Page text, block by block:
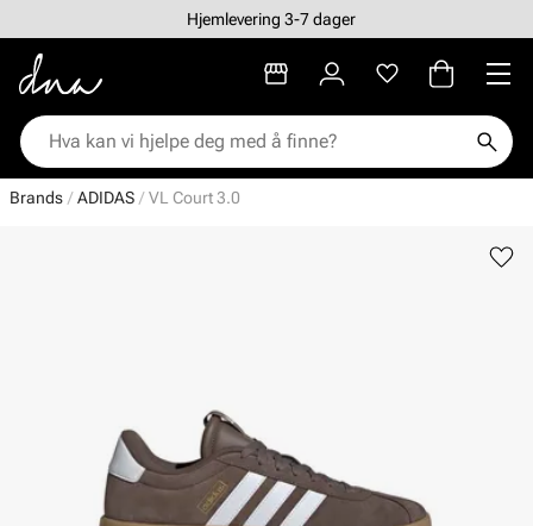
Hjemlevering 3-7 dager
Brands ADIDAS VL Court 3.0